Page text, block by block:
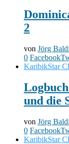
2
von Jörg
0 Facebook
KaribikStar
und die
von Jörg
0 Facebook
KaribikStar